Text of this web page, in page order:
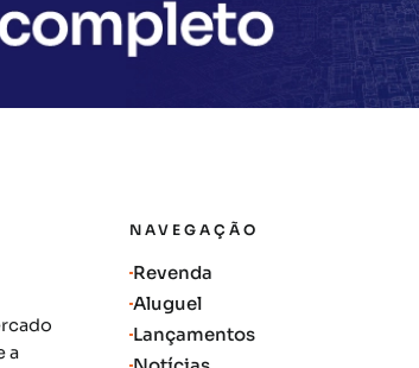
a
NAVEGAÇÃO
Revenda
Aluguel
Lançamentos